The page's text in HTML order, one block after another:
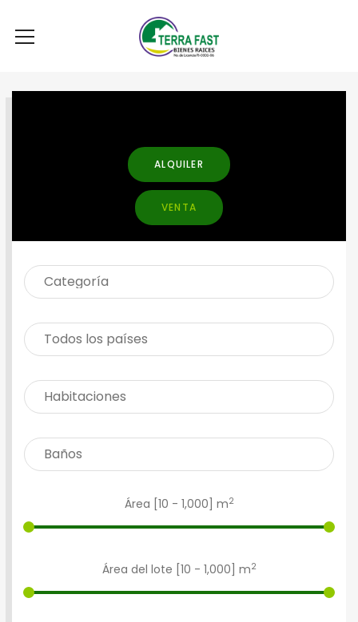
BUSCAR PROPIEDAD
ALQUILER
VENTA
Área [ 10 - 1,000 ] m2
Área del lote [ 10 - 1,000 ] m2